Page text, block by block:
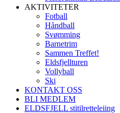
AKTIVITETER
Fotball
Håndball
Svømming
Barnetrim
Sammen Treffet!
Eldsfjellturen
Vollyball
Ski
KONTAKT OSS
BLI MEDLEM
ELDSFJELL stitilretteleiing